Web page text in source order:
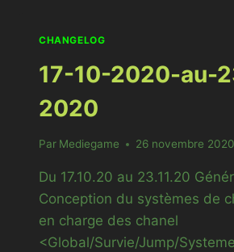
CHANGELOG
17-10-2020-au-
2020
Par Mediegame 26 novembre 2020
Du 17.10.20 au 23.11.20
Conception du systèmes de
en charge des chanel
<Global/Survie/Jump/